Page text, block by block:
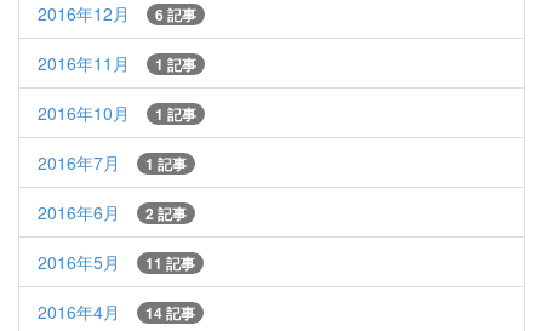
2016年12月 6 記事
2016年11月 1 記事
2016年10月 1 記事
2016年7月 1 記事
2016年6月 2 記事
2016年5月 11 記事
2016年4月 14 記事